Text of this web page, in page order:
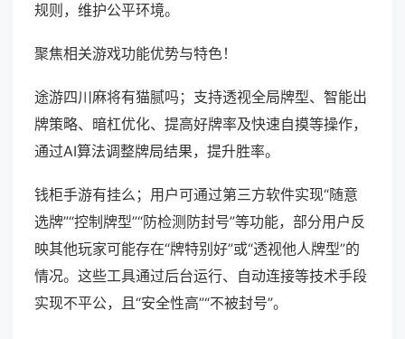
规则，维护公平环境。
聚焦相关游戏功能优势与特色！
途游四川麻将有猫腻吗；支持透视全局牌型、智能出
牌策略、暗杠优化、提高好牌率及快速自摸等操作，
通过AI算法调整牌局结果，提升胜率。
钱柜手游有挂么；用户可通过第三方软件实现“随意
选牌”“控制牌型”“防检测防封号”等功能，部分用户反
映其他玩家可能存在“牌特别好”或“透视他人牌型”的
情况。这些工具通过后台运行、自动连接等技术手段
实现不平公，且“安全性高”“不被封号”。